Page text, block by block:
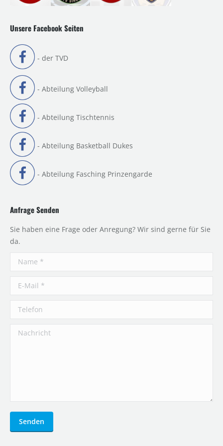
Unsere Facebook Seiten
- der TVD
- Abteilung Volleyball
- Abteilung Tischtennis
- Abteilung Basketball Dukes
- Abteilung Fasching Prinzengarde
Anfrage Senden
Sie haben eine Frage oder Anregung? Wir sind gerne für Sie
da.
Name *
E-Mail *
Telefon
Nachricht
Senden